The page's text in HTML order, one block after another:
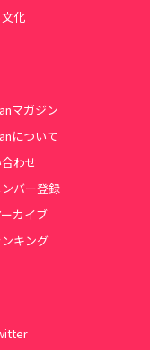
化
マガジン
について
わせ
バー登録
カイブ
キング